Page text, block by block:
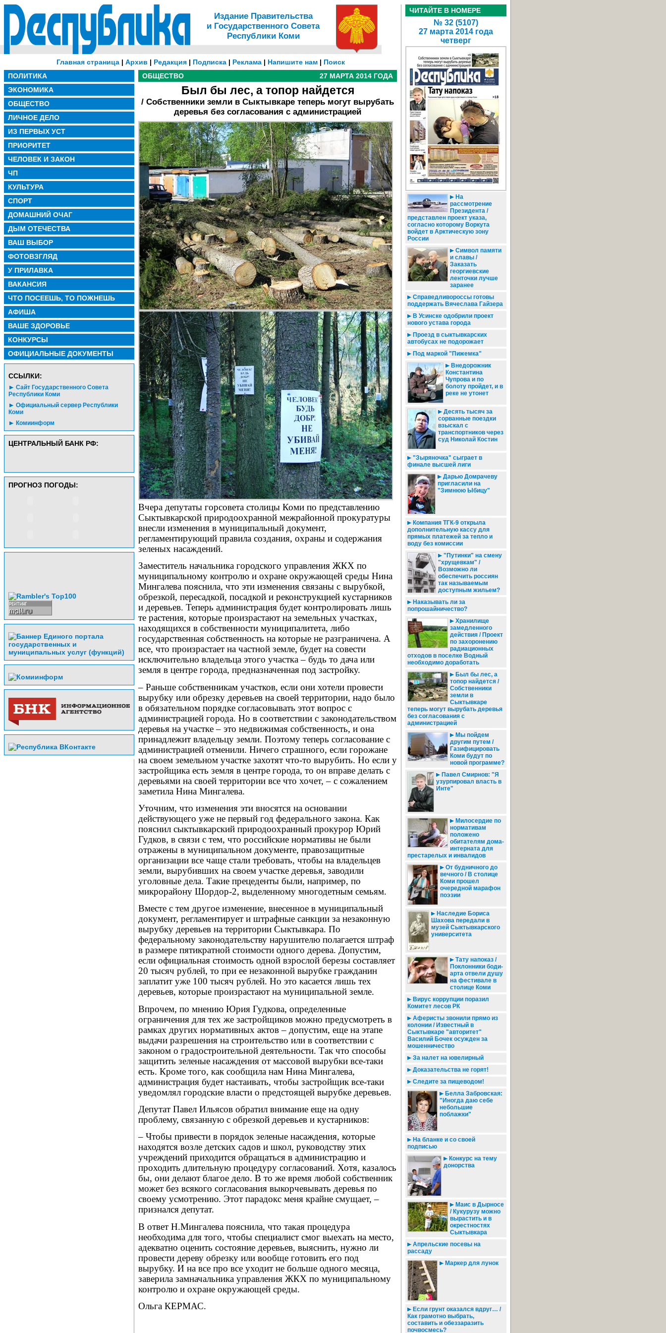
Издание Правительства
и Государственного Совета
Республики Коми
Главная страница| Архив | Редакция| Подписка| Реклама| Напишите нам| Поиск
ПОЛИТИКА
ЭКОНОМИКА
ОБЩЕСТВО
ЛИЧНОЕ ДЕЛО
ИЗ ПЕРВЫХ УСТ
ПРИОРИТЕТ
ЧЕЛОВЕК И ЗАКОН
ЧП
КУЛЬТУРА
СПОРТ
ДОМАШНИЙ ОЧАГ
ДЫМ ОТЕЧЕСТВА
ВАШ ВЫБОР
ФОТОВЗГЛЯД
У ПРИЛАВКА
ВАКАНСИЯ
ЧТО ПОСЕЕШЬ, ТО ПОЖНЕШЬ
АФИША
ВАШЕ ЗДОРОВЬЕ
КОНКУРСЫ
ОФИЦИАЛЬНЫЕ ДОКУМЕНТЫ
CСЫЛКИ:
Сайт Государственного Совета
Республики Коми
Официальный сервер Республики
Коми
Комиинформ
ЦЕНТРАЛЬНЫЙ БАНК РФ:
ПРОГНОЗ ПОГОДЫ:
ОБЩЕСТВО 27 МАРТА 2014 ГОДА
Был бы лес, а топор найдется
/ Собственники земли в Сыктывкаре теперь могут вырубать
деревья без согласования с администрацией
Вчера депутаты горсовета столицы Коми по представлению
Сыктывкарской природоохранной межрайонной прокуратуры
внесли изменения в муниципальный документ,
регламентирующий правила создания, охраны и содержания
зеленых насаждений.
Заместитель начальника­ го­родского управления ЖКХ по
муниципальному контролю и охране окружающей среды Нина
Мингалева пояснила, что эти изменения связаны с вырубкой,
обрезкой, пересадкой, посадкой и реконструкцией кустарников
и деревьев. Теперь администрация будет контролировать лишь
те растения, которые произрастают на земельных участках,
находящихся в собственности муниципалитета, либо
государственная собственность на которые не разграничена. А
все, что произрастает на частной земле, будет на совести
исключительно владельца этого участка – будь то дача или
земля в центре города, предназначенная под застройку.
– Раньше собственникам участков, если они хотели провести
вырубку или обрезку деревьев на своей территории, надо было
в обязательном порядке согласовывать этот вопрос с
администрацией города. Но в соответствии с законодательством
деревья на участке – это недвижимая собственность, и она
принадлежит владельцу земли. Поэтому теперь согласование с
администрацией отменили. Ничего страшного, если горожане
на своем земельном участке захотят что-то вырубить. Но если у
застройщика есть земля в центре города, то он вправе делать с
деревьями на своей территории все что хочет, – с сожалением
заметила Нина Мингалева.
Уточним, что изменения эти вносятся на основании
действующего уже не первый год федерального закона. Как
пояснил сыктывкарский природоохранный прокурор Юрий
Гудков, в связи с тем, что российские нормативы не были
отражены в муниципальном документе, правозащитные
организации все чаще стали требовать, чтобы на владельцев
земли, вырубивших на своем участке деревья, заводили
уголовные дела. Такие прецеденты были, например, по
микрорайону Шордор-2, выделенному многодетным семьям.
Вместе с тем другое изменение, внесенное в муниципальный
документ, регламентирует и штрафные санкции за незаконную
вырубку деревьев на территории Сыктывкара. По
федеральному законодательству нарушителю полагается штраф
в размере пятикратной стоимости одного дерева. Допустим,
если официальная стоимость одной взрослой березы составляет
20 тысяч рублей, то при ее незаконной вырубке гражданин
заплатит уже 100 тысяч рублей. Но это касается лишь тех
деревьев, которые произрастают на муниципальной земле.
Впрочем, по мнению Юрия Гудкова, определенные
ограничения для тех же застройщиков можно предусмотреть в
рамках других нормативных актов – допустим, еще на этапе
выдачи разрешения на строительство или в соответствии с
законом о градостроительной деятельности. Так что способы
защитить зеленые насаждения от массовой вырубки все-таки
есть. Кроме того, как сообщила нам Нина Мингалева,
администрация будет настаивать, чтобы застройщик все-таки
уведомлял городские власти о предстоящей вырубке деревьев.
Депутат Павел Ильясов обратил внимание еще на одну
проблему, связанную с обрезкой деревьев и кустарников:
– Чтобы привести в порядок зеленые насаждения, которые
находятся возле детских садов и школ, руководству этих
учреждений приходится обращаться в администрацию и
проходить длительную процедуру согласований. Хотя, казалось
бы, они делают благое дело. В то же время любой собственник
может без всякого согласования выкорчевывать деревья по
своему усмотрению. Этот парадокс меня крайне смущает, –
признался депутат.
В ответ Н.Мингалева пояснила, что такая процедура
необходима для того, чтобы специалист смог выехать на место,
адекватно оценить состояние деревьев, выяснить, нужно ли
провести дереву обрезку или вообще готовить его под
вырубку. И на все про все уходит не больше одного месяца,
заверила замначальника управления ЖКХ по муниципальному
контролю и охране окружающей среды.
Ольга КЕРМАС.
ЧИТАЙТЕ В НОМЕРЕ
№ 32 (5107)
27 марта 2014 года
четверг
На
рассмотрение
Президента /
представлен проект указа,
согласно которому Воркута
войдет в Арктическую зону
России
Символ памяти
и славы /
Заказать
георгиевские
ленточки лучше
заранее
Справедливороссы готовы
поддержать Вячеслава Гайзера
В Усинске одобрили проект
нового устава города
Проезд в сыктывкарских
автобусах не подорожает
Под маркой "Пижемка"
Внедорожник
Константина
Чупрова и по
болоту пройдет, и в
реке не утонет
Десять тысяч за
сорванные поездки
взыскал с
транспортников через
суд Николай Костин
"Зыряночка" сыграет в
финале высшей лиги
Дарью Домрачеву
пригласили на
"Зимнюю Ыбицу"
Компания ТГК-9 открыла
дополнительную кассу для
прямых платежей за тепло и
воду без комиссии
"Путинки" на смену
"хрущевкам" /
Возможно ли
обеспечить россиян
так называемым
доступным жильем?
Наказывать ли за
попрошайничество?
Хранилище
замедленного
действия / Проект
по захоронению
радиационных
отходов в поселке Водный
необходимо доработать
Был бы лес, а
топор найдется /
Собственники
земли в
Сыктывкаре
теперь могут вырубать деревья
без согласования с
администрацией
Мы пойдем
другим путем /
Газифицировать
Коми будут по
новой программе?
Павел Смирнов: "Я
узурпировал власть в
Инте"
Милосердие по
нормативам
положено
обитателям дома-
интерната для
престарелых и инвалидов
От будничного до
вечного / В столице
Коми прошел
очередной марафон
поэзии
Наследие Бориса
Шахова передали в
музей Сыктывкарского
университета
Тату напоказ /
Поклонники боди-
арта отвели душу
на фестивале в
столице Коми
Вирус коррупции поразил
Комитет лесов РК
Аферисты звонили прямо из
колонии / Известный в
Сыктывкаре "авторитет"
Василий Бочек осужден за
мошенничество
За налет на ювелирный
Доказательства не горят!
Следите за пищеводом!
Белла Забровская:
"Иногда даю себе
небольшие
поблажки"
На бланке и со своей
подписью
Конкурс на тему
донорства
Маис в Дырносе
/ Кукурузу можно
вырастить и в
окрестностях
Сыктывкара
Апрельские посевы на
рассаду
Маркер для лунок
Если грунт оказался вдруг… /
Как грамотно выбрать,
составить и обеззаразить
почвосмесь?